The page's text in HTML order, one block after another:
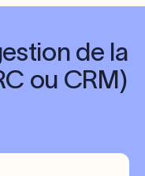
de la
ou CRM)